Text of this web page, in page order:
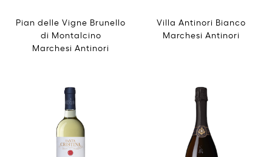
Pian delle Vigne Brunello
di Montalcino
Marchesi Antinori
Villa Antinori Bianco
Marchesi Antinori